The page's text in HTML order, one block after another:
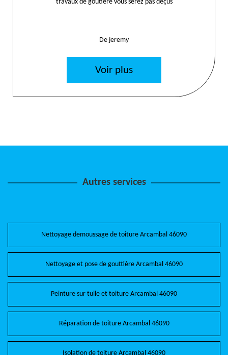
travaux de goutière vous serez pas déçus
De jeremy
Voir plus
Autres services
Nettoyage demoussage de toiture Arcambal 46090
Nettoyage et pose de gouttière Arcambal 46090
Peinture sur tuile et toiture Arcambal 46090
Réparation de toiture Arcambal 46090
Isolation de toiture Arcambal 46090